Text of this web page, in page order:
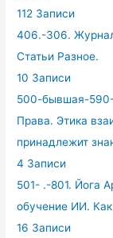
112 Записи
406.-306.
Статьи Разное.
10 Записи
500-бывшая-590-
Права. Этика
принадлежит
4 Записи
501- .-801. Йога
обучение ИИ. Как
16 Записи